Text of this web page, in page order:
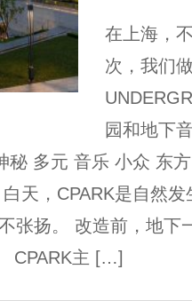
在上海，
次，我们
园和地下
秘 多元 音乐 小众 东
天，CPARK是自然
张扬。 改造前，地下
CPARK主 […]